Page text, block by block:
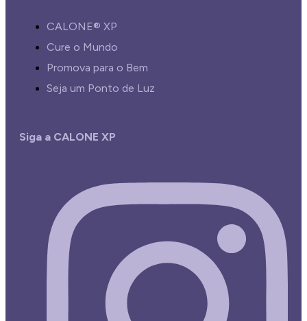
CALONE® XP
Cure o Mundo
Promova para o Bem
Seja um Ponto de Luz
Siga a CALONE XP